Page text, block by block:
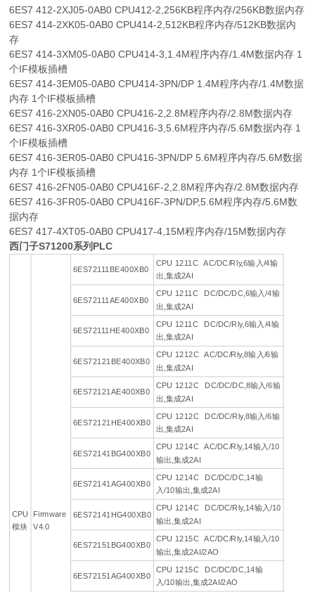
6ES7 412-2XJ05-0AB0 CPU412-2,256KB程序内存/256KB数据内存
6ES7 414-2XK05-0AB0 CPU414-2,512KB程序内存/512KB数据内
存
6ES7 414-3XM05-0AB0 CPU414-3,1.4M程序内存/1.4M数据内存 1
个IF模板插槽
6ES7 414-3EM05-0AB0 CPU414-3PN/DP 1.4M程序内存/1.4M数据
内存 1个IF模板插槽
6ES7 416-2XN05-0AB0 CPU416-2,2.8M程序内存/2.8M数据内存
6ES7 416-3XR05-0AB0 CPU416-3,5.6M程序内存/5.6M数据内存 1
个IF模板插槽
6ES7 416-3ER05-0AB0 CPU416-3PN/DP 5.6M程序内存/5.6M数据
内存 1个IF模板插槽
6ES7 416-2FN05-0AB0 CPU416F-2,2.8M程序内存/2.8M数据内存
6ES7 416-3FR05-0AB0 CPU416F-3PN/DP,5.6M程序内存/5.6M数
据内存
6ES7 417-4XT05-0AB0 CPU417-4,15M程序内存/15M数据内存
西门子S71200系列PLC
CPU
模块
Firmware
V4.0
6ES72111BE400XB0
CPU 1211C AC/DC/Rly,6输入/4输
出,集成2AI
6ES72111AE400XB0
CPU 1211C DC/DC/DC,6输入/4输
出,集成2AI
6ES72111HE400XB0
CPU 1211C DC/DC/Rly,6输入/4输
出,集成2AI
6ES72121BE400XB0
CPU 1212C AC/DC/Rly,8输入/6输
出,集成2AI
6ES72121AE400XB0
CPU 1212C DC/DC/DC,8输入/6输
出,集成2AI
6ES72121HE400XB0
CPU 1212C DC/DC/Rly,8输入/6输
出,集成2AI
6ES72141BG400XB0
CPU 1214C AC/DC/Rly,14输入/10
输出,集成2AI
6ES72141AG400XB0
CPU 1214C DC/DC/DC,14输
入/10输出,集成2AI
6ES72141HG400XB0
CPU 1214C DC/DC/Rly,14输入/10
输出,集成2AI
6ES72151BG400XB0
CPU 1215C AC/DC/Rly,14输入/10
输出,集成2AI/2AO
6ES72151AG400XB0
CPU 1215C DC/DC/DC,14输
入/10输出,集成2AI/2AO